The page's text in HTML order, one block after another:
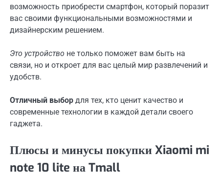
возможность приобрести смартфон, который поразит
вас своими функциональными возможностями и
дизайнерским решением.
Это устройство не только поможет вам быть на
связи, но и откроет для вас целый мир развлечений и
удобств.
Отличный выбор для тех, кто ценит качество и
современные технологии в каждой детали своего
гаджета.
Плюсы и минусы покупки Xiaomi mi
note 10 lite на Tmall